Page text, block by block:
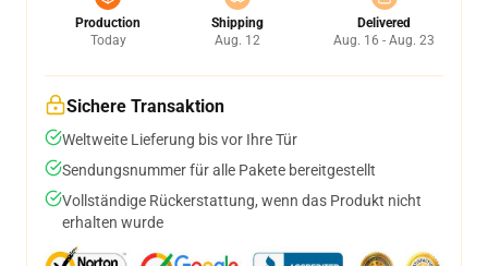
Production
Today
Shipping
Aug. 12
Delivered
Aug. 16 - Aug. 23
Sichere Transaktion
Weltweite Lieferung bis vor Ihre Tür
Sendungsnummer für alle Pakete bereitgestellt
Vollständige Rückerstattung, wenn das Produkt nicht
erhalten wurde